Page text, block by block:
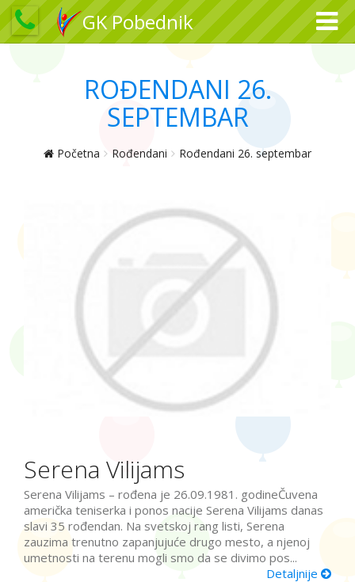
GK Pobednik
ROĐENDANI 26.
SEPTEMBAR
Početna Rođendani Rođendani 26. septembar
Serena Vilijams
Serena Vilijams – rođena je 26.09.1981. godineČuvena
američka teniserka i ponos nacije Serena Vilijams danas
slavi 35 rođendan. Na svetskoj rang listi, Serena
zauzima trenutno zapanjujuće drugo mesto, a njenoj
umetnosti na terenu mogli smo da se divimo pos...
Detaljnije